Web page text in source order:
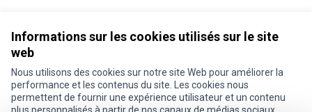
Informations sur les cookies utilisés sur le site
web
Nous utilisons des cookies sur notre site Web pour améliorer la
performance et les contenus du site. Les cookies nous
permettent de fournir une expérience utilisateur et un contenu
Conditions d'utilisation
Paramètres des cookies
Je participe ! sur X
Je participe ! sur Facebook
Je participe ! sur Instagram